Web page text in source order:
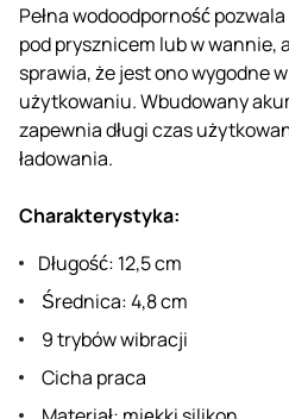
Pełna wodoodporność
pod prysznicem lub w wannie,
sprawia, że jest ono wygodne
użytkowaniu. Wbudowany
zapewnia długi czas
ładowania.
Charakterystyka:
Długość: 12,5 cm
Średnica: 4,8 cm
9 trybów wibracji
Cicha praca